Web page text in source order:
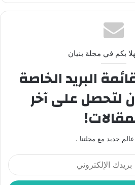
بكم في مجلة بنيان
البريد الخاصة
لتحصل على آخر
جديد مع مجلتنا .